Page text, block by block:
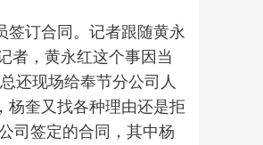
订合同。记者跟随黄永
者，黄永红这个事因当
还现场给奉节分公司人
杨奎又找各种理由还是拒
司签定的合同，其中杨